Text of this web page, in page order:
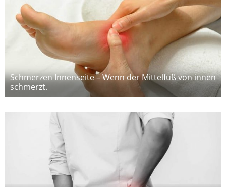
Schmerzen Innenseite – Wenn der Mittelfuß von innen
schmerzt.